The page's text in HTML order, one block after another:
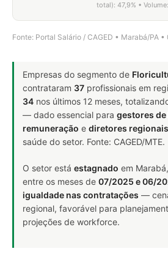
total): 47,9% •
Fonte: Portal Salário / CAGED • Marabá/PA
Empresas do segmento de
contrataram 37 profissionais em
34 nos últimos 12 meses,
— dado essencial para gestores de
remuneração e diretores regionais
saúde do setor. Fonte: CAGED/MTE.
O setor está estagnado em
entre os meses de 07/2025 e 06/
igualdade nas contratações —
regional, favorável para
projeções de workforce.